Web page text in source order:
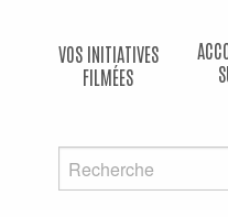
VOS INITIATIVES
FILMÉES